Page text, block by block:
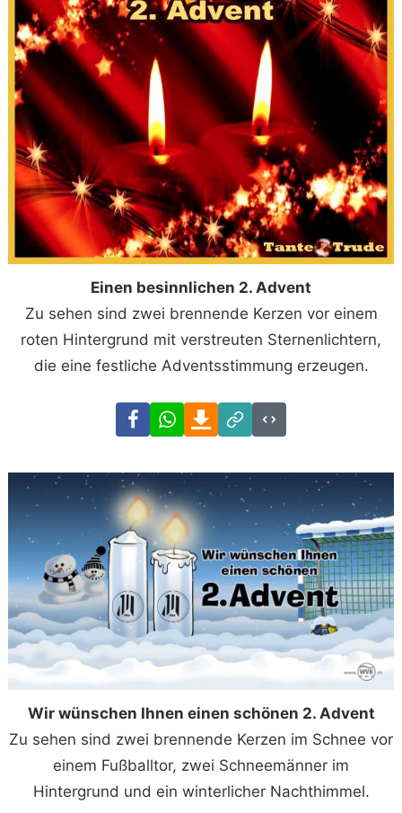
Einen besinnlichen 2. Advent
Zu sehen sind zwei brennende Kerzen vor einem
roten Hintergrund mit verstreuten Sternenlichtern,
die eine festliche Adventsstimmung erzeugen.
FacebookWhatsAppDownload
Link
Code
Wir wünschen Ihnen einen schönen 2. Advent
Zu sehen sind zwei brennende Kerzen im Schnee vor
einem Fußballtor, zwei Schneemänner im
Hintergrund und ein winterlicher Nachthimmel.